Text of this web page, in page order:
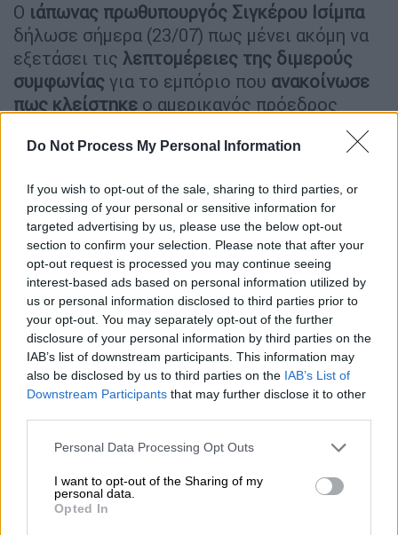
Do Not Process My Personal Information
If you wish to opt-out of the sale, sharing to third parties, or
processing of your personal or sensitive information for
targeted advertising by us, please use the below opt-out
section to confirm your selection. Please note that after your
opt-out request is processed you may continue seeing
interest-based ads based on personal information utilized by
us or personal information disclosed to third parties prior to
your opt-out. You may separately opt-out of the further
disclosure of your personal information by third parties on the
IAB’s list of downstream participants. This information may
also be disclosed by us to third parties on the IAB’s List of
Downstream Participants that may further disclose it to other
Please note that this website/app uses one or more Google
not limited to your visit or usage behaviour. You may click to
grant or deny consent to Google and its third-party tags to
use your data for below specified purposes in below Google
Personal Data Processing Opt Outs
I want to opt-out of the Sharing of my
personal data.
Opted In
Ο ιάπωνας πρωθυπουργός Σιγκέρου Ισίμπα
δήλωσε σήμερα (23/07) πως μένει ακόμη να
εξετάσει τις λεπτομέρειες της διμερούς
συμφωνίας για το εμπόριο που ανακοίνωσε
πως κλείστηκε ο αμερικανός πρόεδρος
προτού κάνει οποιοδήποτε
σχόλιο.
ΔΙΑΒΑΣΤΕ ΕΠΙΣΗΣ
Κόσμος22.07.2025 23:15
ΗΠΑ: Στην πρώην σύντροφο του
Έπστιν στρέφεται ο Τραμπ μετά τις
κατηγορίες για έλλειψη διαφάνειας
«Όσον αφορά την ερμηνεία για την έκβαση
των διαπραγματεύσεων,δεν είμαι σε θέση να
τη συζητήσωπαρά αφού εξετάσω
συνομιλιών και της συμφωνίας», είπε ο κ.
Ισίμπα στον Τύπο στο